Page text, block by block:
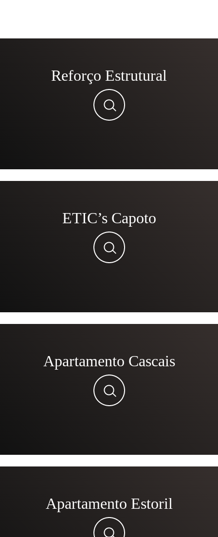
Reforço Estrutural
ETIC’s Capoto
Apartamento Cascais
Apartamento Estoril